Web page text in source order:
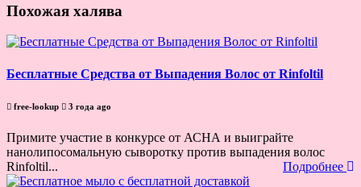
Похожая халява
Бесплатные Средства от Выпадения Волос от Rinfoltil
free-lookup 3 года ago
Примите участие в конкурсе от АСНА и выиграйте
нанолипосомальную сыворотку против выпадения волос
Rinfoltil...
Подробнее